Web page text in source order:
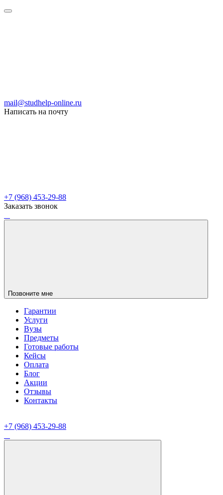
mail@studhelp-online.ru
Написать на почту
+7 (968) 453-29-88
Заказать звонок
Позвоните мне
Гарантии
Услуги
Вузы
Предметы
Готовые работы
Кейсы
Оплата
Блог
Акции
Отзывы
Контакты
+7 (968) 453-29-88